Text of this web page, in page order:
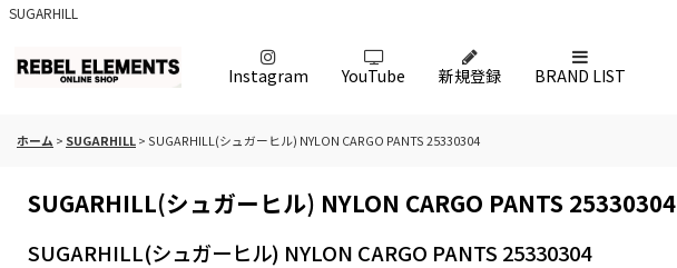
SUGARHILL
Instagram YouTube 新規登録 BRAND LIST
ホーム > SUGARHILL> SUGARHILL(シュガーヒル) NYLON CARGO PANTS 25330304
SUGARHILL(シュガーヒル) NYLON CARGO PANTS 25330304
SUGARHILL(シュガーヒル) NYLON CARGO PANTS 25330304